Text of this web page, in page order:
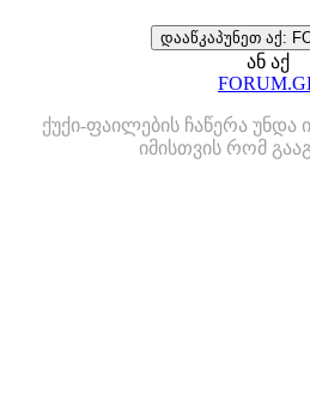
დააწკაპუნეთ აქ:
ან აქ
ქუქი-ფაილების ჩაწერა უნდა
იმისთვის რომ